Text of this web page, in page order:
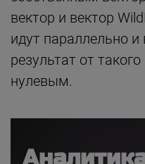
вектор и вектор
идут параллельно
результат от
нулевым.